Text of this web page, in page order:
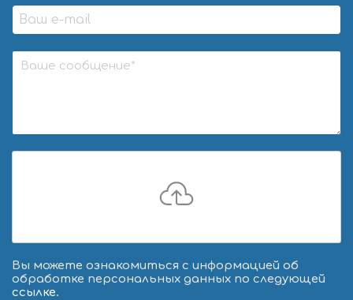
Вы можете ознакомиться с информацией об
обработке персональных данных по следующей
ссылке.